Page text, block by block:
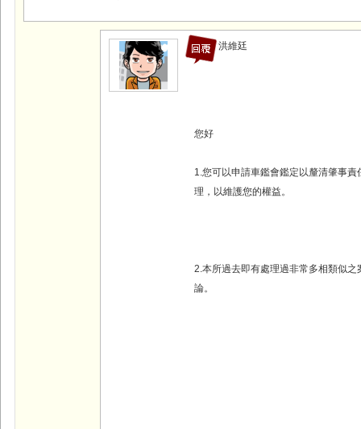
洪維廷
您好
1.您可以申請車鑑會鑑定以釐清肇事
理，以維護您的權益。
2.本所過去即有處理過非常多相類似
論。